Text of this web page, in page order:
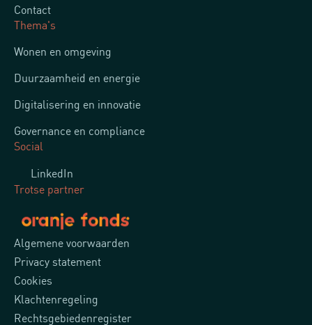
Contact
Thema's
Wonen en omgeving
Duurzaamheid en energie
Digitalisering en innovatie
Governance en compliance
Social
LinkedIn
Trotse partner
Algemene voorwaarden
Privacy statement
Cookies
Klachtenregeling
Rechtsgebiedenregister